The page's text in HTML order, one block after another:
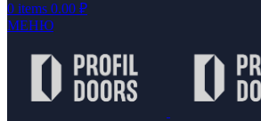
0 items 0.00 ₽
МЕНЮ